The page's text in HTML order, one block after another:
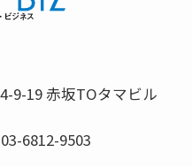
9-19 赤坂TOタマビル
6812-9503